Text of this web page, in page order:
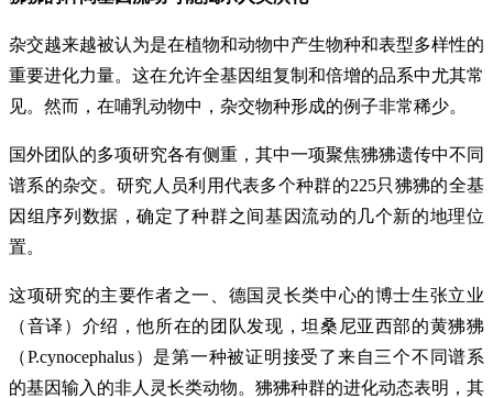
杂交越来越被认为是在植物和动物中产生物种和表型多样性的
重要进化力量。这在允许全基因组复制和倍增的品系中尤其常
见。然而，在哺乳动物中，杂交物种形成的例子非常稀少。
国外团队的多项研究各有侧重，其中一项聚焦狒狒遗传中不同
谱系的杂交。研究人员利用代表多个种群的225只狒狒的全基
因组序列数据，确定了种群之间基因流动的几个新的地理位
置。
这项研究的主要作者之一、德国灵长类中心的博士生张立业
（音译）介绍，他所在的团队发现，坦桑尼亚西部的黄狒狒
（P.cynocephalus）是第一种被证明接受了来自三个不同谱系
的基因输入的非人灵长类动物。狒狒种群的进化动态表明，其